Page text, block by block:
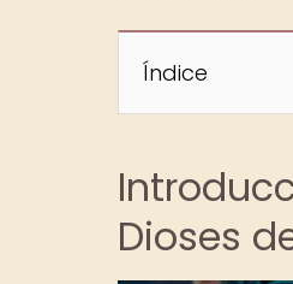
Índice
Dioses